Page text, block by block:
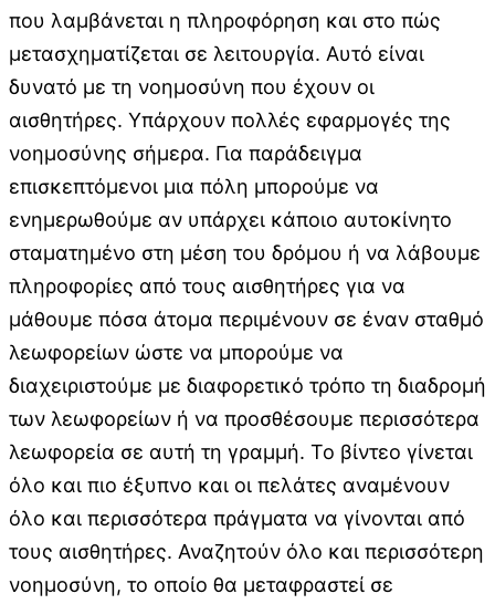
που λαμβάνεται η πληροφόρηση και στο πώς
μετασχηματίζεται σε λειτουργία. Αυτό είναι
δυνατό με τη νοημοσύνη που έχουν οι
αισθητήρες. Υπάρχουν πολλές εφαρμογές της
νοημοσύνης σήμερα. Για παράδειγμα
επισκεπτόμενοι μια πόλη μπορούμε να
ενημερωθούμε αν υπάρχει κάποιο αυτοκίνητο
σταματημένο στη μέση του δρόμου ή να λάβουμε
πληροφορίες από τους αισθητήρες για να
μάθουμε πόσα άτομα περιμένουν σε έναν σταθμό
λεωφορείων ώστε να μπορούμε να
διαχειριστούμε με διαφορετικό τρόπο τη διαδρομή
των λεωφορείων ή να προσθέσουμε περισσότερα
λεωφορεία σε αυτή τη γραμμή. Το βίντεο γίνεται
όλο και πιο έξυπνο και οι πελάτες αναμένουν
όλο και περισσότερα πράγματα να γίνονται από
τους αισθητήρες. Αναζητούν όλο και περισσότερη
νοημοσύνη, το οποίο θα μεταφραστεί σε